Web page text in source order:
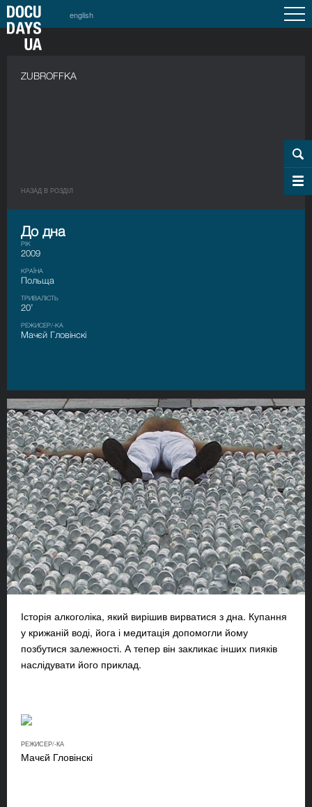
english
ZUBROFFKA
НАЗАД В РОЗДIЛ
До дна
РІК
2009
КРАЇНА
Польща
ТРИВАЛІСТЬ
20’
РЕЖИСЕР/-КА
Мачєй Гловінскі
Історія алкоголіка, який вирішив вирватися з дна. Купання
у крижаній воді, йога і медитація допомогли йому
позбутися залежності. А тепер він закликає інших пияків
наслідувати його приклад.
РЕЖИСЕР/-КА
Мачєй Гловінскі